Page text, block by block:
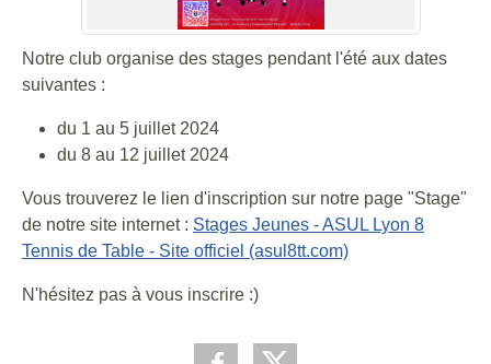
Notre club organise des stages pendant l'été aux dates
suivantes :
du 1 au 5 juillet 2024
du 8 au 12 juillet 2024
Vous trouverez le lien d'inscription sur notre page "Stage"
de notre site internet : Stages Jeunes - ASUL Lyon 8
Tennis de Table - Site officiel (asul8tt.com)
N'hésitez pas à vous inscrire :)